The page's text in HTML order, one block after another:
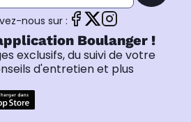
nous sur :
Boulanger !
exclusifs, du suivi de votre
d'entretien et plus